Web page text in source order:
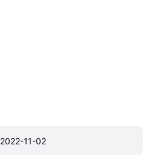
2022-11-02